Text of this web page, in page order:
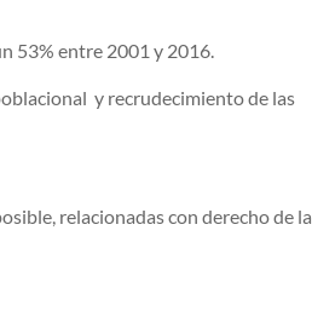
53% entre 2001 y 2016.
y recrudecimiento de las
relacionadas con derecho de la